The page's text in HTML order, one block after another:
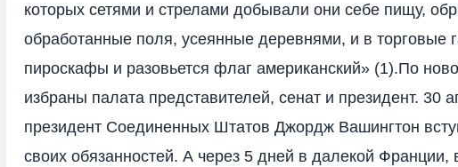
которых сетями и стрелами добывали они себе пищу,
обработанные поля, усеянные деревнями, и в торговые
пироскафы и разовьется флаг американский» (1).По
избраны палата представителей, сенат и президент. 30
президент Соединенных Штатов Джордж Вашингтон
своих обязанностей. А через 5 дней в далекой Франции,